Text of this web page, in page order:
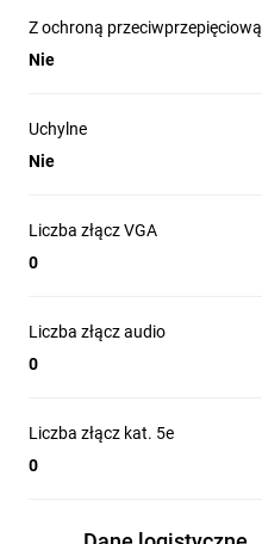
Z ochroną przeciwprzepięciową
Nie
Uchylne
Nie
Liczba złącz VGA
0
Liczba złącz audio
0
Liczba złącz kat. 5e
0